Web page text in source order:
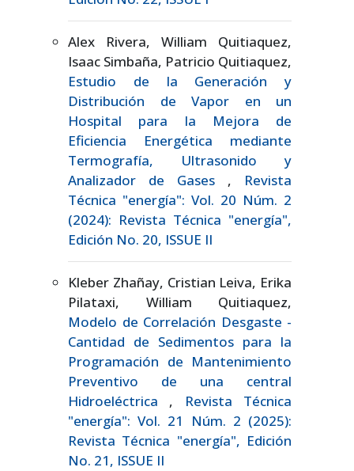
Alex Rivera, William Quitiaquez,
Isaac Simbaña, Patricio Quitiaquez,
Estudio de la Generación y
Distribución de Vapor en un
Hospital para la Mejora de
Eficiencia Energética mediante
Termografía, Ultrasonido y
Analizador de Gases , Revista
Técnica "energía": Vol. 20 Núm. 2
(2024): Revista Técnica "energía",
Edición No. 20, ISSUE II
Kleber Zhañay, Cristian Leiva, Erika
Pilataxi, William Quitiaquez,
Modelo de Correlación Desgaste -
Cantidad de Sedimentos para la
Programación de Mantenimiento
Preventivo de una central
Hidroeléctrica ,
Revista Técnica
"energía": Vol. 21 Núm. 2 (2025):
Revista Técnica "energía", Edición
No. 21, ISSUE II